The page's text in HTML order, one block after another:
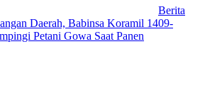
Berita
Daerah, Babinsa Koramil 1409-
Petani Gowa Saat Panen